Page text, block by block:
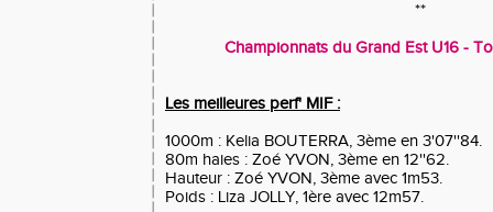
**
Championnats du Grand Est U16 -
Les meilleures perf' MIF :
1000m : Kelia BOUTERRA, 3ème en 3'07''84.
80m haies : Zoé YVON, 3ème en 12''62.
Hauteur : Zoé YVON, 3ème avec 1m53.
Poids : Liza JOLLY, 1ère avec 12m57.